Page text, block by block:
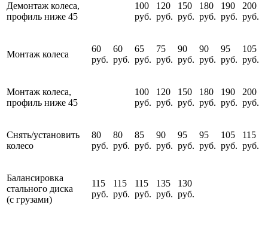
Демонтаж колеса,
профиль ниже 45
100
руб.
120
руб.
150
руб.
180
руб.
190
руб.
200
руб.
Монтаж колеса
60
руб.
60
руб.
65
руб.
75
руб.
90
руб.
90
руб.
95
руб.
105
руб.
Монтаж колеса,
профиль ниже 45
100
руб.
120
руб.
150
руб.
180
руб.
190
руб.
200
руб.
Снять/установить
колесо
80
руб.
80
руб.
85
руб.
90
руб.
95
руб.
95
руб.
105
руб.
115
руб.
Балансировка
стального диска
(с грузами)
115
руб.
115
руб.
115
руб.
135
руб.
130
руб.